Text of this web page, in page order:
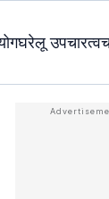
घरेलू उपचार